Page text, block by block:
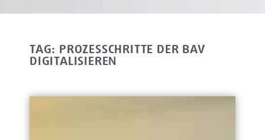
TAG: PROZESSCHRITTE DER BAV
DIGITALISIEREN